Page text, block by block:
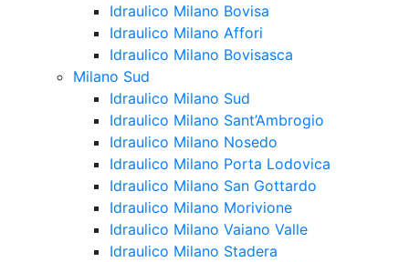
Idraulico Milano Bovisa
Idraulico Milano Affori
Idraulico Milano Bovisasca
Milano Sud
Idraulico Milano Sud
Idraulico Milano Sant’Ambrogio
Idraulico Milano Nosedo
Idraulico Milano Porta Lodovica
Idraulico Milano San Gottardo
Idraulico Milano Morivione
Idraulico Milano Vaiano Valle
Idraulico Milano Stadera